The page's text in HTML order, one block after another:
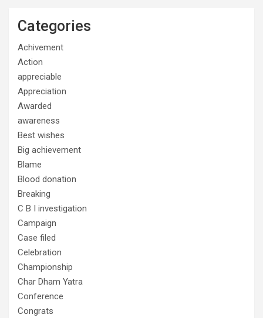
Categories
Achivement
Action
appreciable
Appreciation
Awarded
awareness
Best wishes
Big achievement
Blame
Blood donation
Breaking
C B I investigation
Campaign
Case filed
Celebration
Championship
Char Dham Yatra
Conference
Congrats